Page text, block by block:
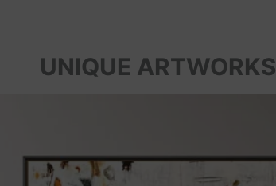
UNIQUE ARTWORKS